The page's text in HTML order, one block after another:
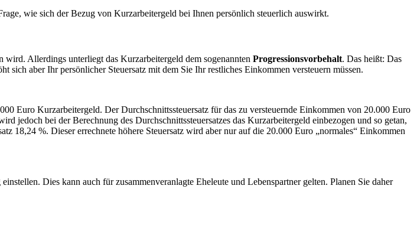
wie sich der Bezug von Kurzarbeitergeld bei Ihnen persönlich steuerlich auswirkt.
wird. Allerdings unterliegt das Kurzarbeitergeld dem sogenannten Progressionsvorbehalt. Das heißt: Das
aber Ihr persönlicher Steuersatz mit dem Sie Ihr restliches Einkommen versteuern müssen.
Euro Kurzarbeitergeld. Der Durchschnittssteuersatz für das zu versteuernde Einkommen von 20.000 Euro
jedoch bei der Berechnung des Durchschnittssteuersatzes das Kurzarbeitergeld einbezogen und so getan,
18,24 %. Dieser errechnete höhere Steuersatz wird aber nur auf die 20.000 Euro „normales“ Einkommen
Dies kann auch für zusammenveranlagte Eheleute und Lebenspartner gelten. Planen Sie daher